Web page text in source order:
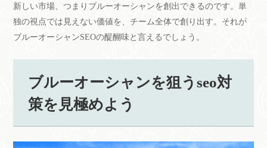
新しい市場、つまりブルーオーシャンを創出できるのです。単
独の視点では見えない価値を、チーム全体で創り出す。それが
ブルーオーシャンSEOの醍醐味と言えるでしょう。
ブルーオーシャンを狙うseo対
策を見極めよう